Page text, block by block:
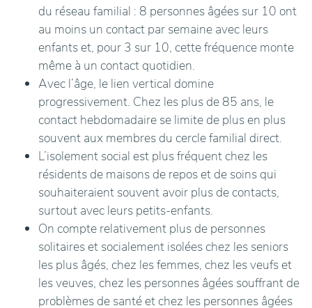
du réseau familial : 8 personnes âgées sur 10 ont
au moins un contact par semaine avec leurs
enfants et, pour 3 sur 10, cette fréquence monte
même à un contact quotidien.
Avec l’âge, le lien vertical domine
progressivement. Chez les plus de 85 ans, le
contact hebdomadaire se limite de plus en plus
souvent aux membres du cercle familial direct.
L’isolement social est plus fréquent chez les
résidents de maisons de repos et de soins qui
souhaiteraient souvent avoir plus de contacts,
surtout avec leurs petits-enfants.
On compte relativement plus de personnes
solitaires et socialement isolées chez les seniors
les plus âgés, chez les femmes, chez les veufs et
les veuves, chez les personnes âgées souffrant de
problèmes de santé et chez les personnes âgées